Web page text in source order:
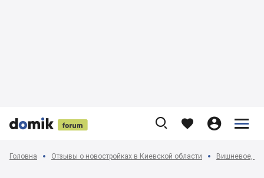


 
    


Головна Отзывы о новостройках в Киевской области Вишневое,